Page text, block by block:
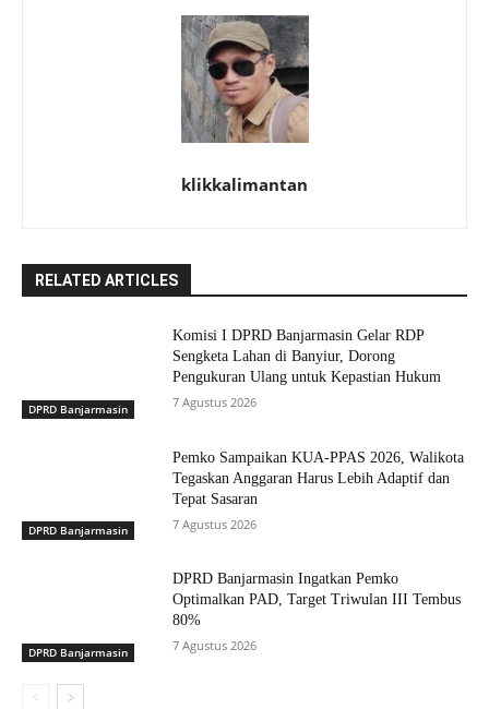
klikkalimantan
RELATED ARTICLES
DPRD Banjarmasin
Komisi I DPRD Banjarmasin Gelar RDP
Sengketa Lahan di Banyiur, Dorong
Pengukuran Ulang untuk Kepastian Hukum
7 Agustus 2026
DPRD Banjarmasin
Pemko Sampaikan KUA-PPAS 2026, Walikota
Tegaskan Anggaran Harus Lebih Adaptif dan
Tepat Sasaran
7 Agustus 2026
DPRD Banjarmasin
DPRD Banjarmasin Ingatkan Pemko
Optimalkan PAD, Target Triwulan III Tembus
80%
7 Agustus 2026